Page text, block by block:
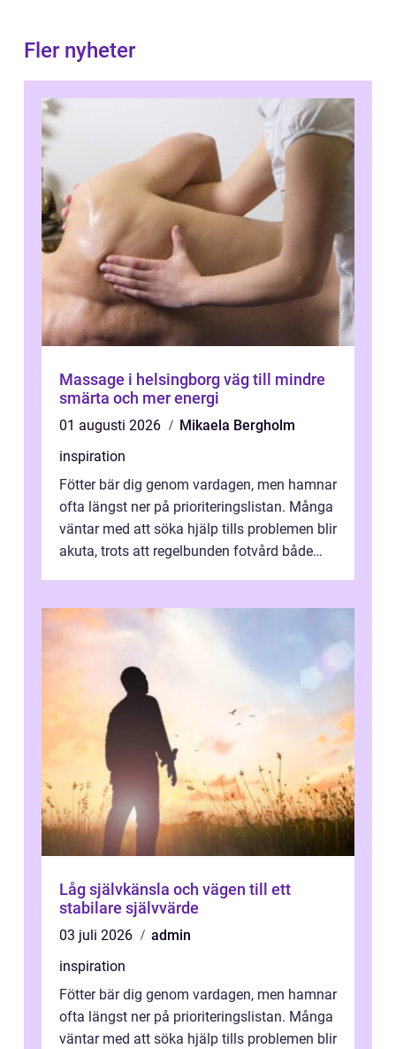
Fler nyheter
Massage i helsingborg väg till mindre
smärta och mer energi
01 augusti 2026
Mikaela Bergholm
inspiration
Fötter bär dig genom vardagen, men hamnar
ofta längst ner på prioriteringslistan. Många
väntar med att söka hjälp tills problemen blir
akuta, trots att regelbunden fotvård både
Låg självkänsla och vägen till ett
stabilare självvärde
03 juli 2026
admin
inspiration
Fötter bär dig genom vardagen, men hamnar
ofta längst ner på prioriteringslistan. Många
väntar med att söka hjälp tills problemen blir